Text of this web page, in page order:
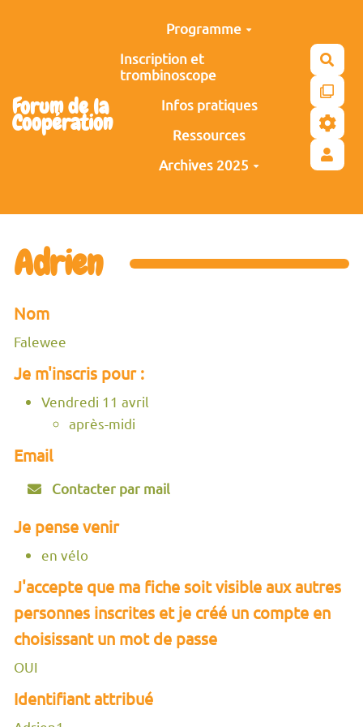
Forum de la
Coopération
Programme
Inscription et
trombinoscope
Infos pratiques
Ressources
Archives 2025
Adrien
Nom
Falewee
Je m'inscris pour :
Vendredi 11 avril
après-midi
Email
Contacter par mail
Je pense venir
en vélo
J'accepte que ma fiche soit visible aux autres
personnes inscrites et je créé un compte en
choisissant un mot de passe
OUI
Identifiant attribué